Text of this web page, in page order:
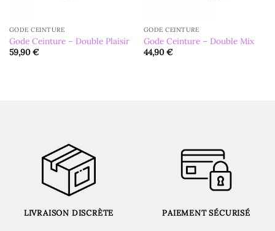
GODE CEINTURE
Gode Ceinture – Double Plaisir
59,90€
GODE CEINTURE
Gode Ceinture – Double Mix
44,90€
LIVRAISON DISCRÈTE PAIEMENT SÉCURISÉ